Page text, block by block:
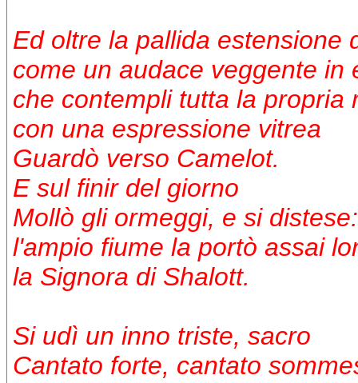
Ed oltre la pallida estensione
come un audace veggente in
che contempli tutta la propria
con una espressione vitrea
Guardò verso Camelot.
E sul finir del giorno
Mollò gli ormeggi, e si distese:
l'ampio fiume la portò assai
la Signora di Shalott.
Si udì un inno triste, sacro
Cantato forte, cantato